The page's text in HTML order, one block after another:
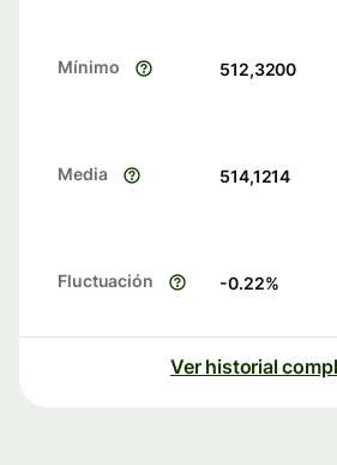
Mínimo 512,3200
Media 514,1214
Fluctuación -0.22%
Ver historial